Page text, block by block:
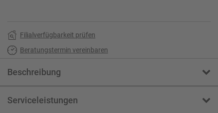
Filialverfügbarkeit prüfen
Beratungstermin vereinbaren
Beschreibung
Serviceleistungen